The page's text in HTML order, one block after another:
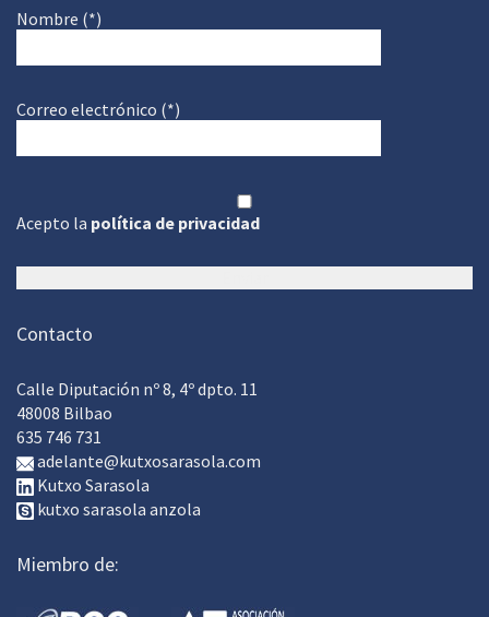
Nombre (*)
Correo electrónico (*)
Acepto la política de privacidad
Contacto
Calle Diputación nº 8, 4º dpto. 11
48008 Bilbao
635 746 731
adelante@kutxosarasola.com
Kutxo Sarasola
kutxo sarasola anzola
Miembro de: